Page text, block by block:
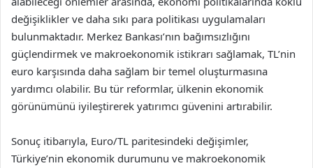
değişiklikler ve daha sıkı para politikası uygulamaları
bulunmaktadır. Merkez Bankası’nın bağımsızlığını
güçlendirmek ve makroekonomik istikrarı sağlamak, TL’nin
euro karşısında daha sağlam bir temel oluşturmasına
yardımcı olabilir. Bu tür reformlar, ülkenin ekonomik
görünümünü iyileştirerek yatırımcı güvenini artırabilir.
Sonuç itibarıyla, Euro/TL paritesindeki değişimler,
Türkiye’nin ekonomik durumunu ve makroekonomik